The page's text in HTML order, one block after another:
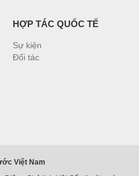
HỢP TÁC QUỐC TẾ
Sự kiện
Đối tác
Việt Nam